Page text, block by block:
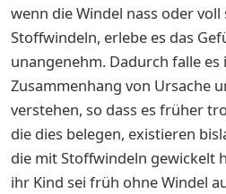
wenn die Windel nass oder voll
Stoffwindeln, erlebe es das
unangenehm. Dadurch falle es
Zusammenhang von Ursache
verstehen, so dass es früher
die dies belegen, existieren
die mit Stoffwindeln gewickelt
ihr Kind sei früh ohne Windel